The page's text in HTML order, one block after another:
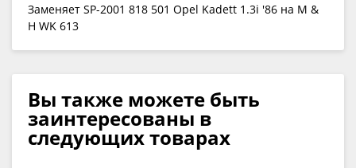
Заменяет SP-2001 818 501 Opel Kadett 1.3i '86 на M &
H WK 613
Вы также можете быть
заинтересованы в
следующих товарах